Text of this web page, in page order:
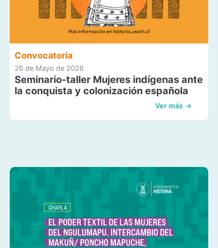
Convocatoria
26 de Mayo de 2026
Seminario-taller Mujeres indígenas ante
la conquista y colonización española
Ver más →